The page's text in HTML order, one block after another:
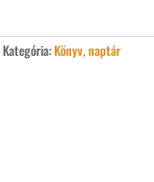
Kategória:Könyv, naptár